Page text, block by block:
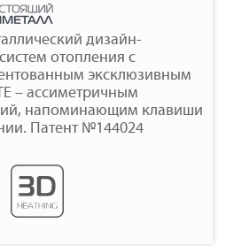
дизайн-
отопления с
эксклюзивным
– ассиметричным
напоминающим клавиши
Патент №144024